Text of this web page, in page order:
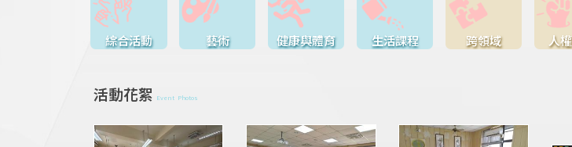
綜合活動 藝術 健康與體育 生活課程 跨領域 人
活動花絮 Event Photos